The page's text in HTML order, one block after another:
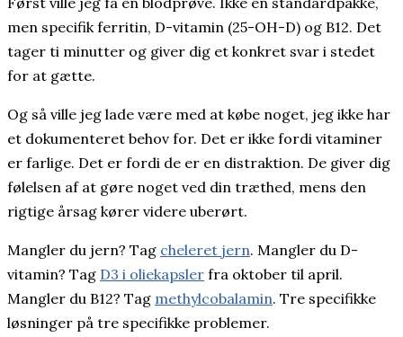
men specifik ferritin, D-vitamin (25-OH-D) og B12. Det
tager ti minutter og giver dig et konkret svar i stedet
for at gætte.
Og så ville jeg lade være med at købe noget, jeg ikke har
et dokumenteret behov for. Det er ikke fordi vitaminer
er farlige. Det er fordi de er en distraktion. De giver dig
følelsen af at gøre noget ved din træthed, mens den
rigtige årsag kører videre uberørt.
Mangler du jern? Tag cheleret jern. Mangler du D-
vitamin? Tag D3 i oliekapsler fra oktober til april.
Mangler du B12? Tag methylcobalamin. Tre specifikke
løsninger på tre specifikke problemer.